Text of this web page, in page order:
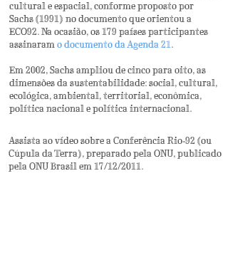
cultural e espacial, conforme proposto por
Sachs (1991) no documento que orientou a
ECO92.Na ocasião, os 179 países participantes
assinaramo documento da Agenda 21.
Em 2002, Sachs ampliou de cinco para oito, as
dimensões da sustentabilidade: social, cultural,
ecológica, ambiental, territorial, econômica,
política nacional e política internacional.
Assista ao vídeo sobre a Conferência Rio-92 (ou
Cúpula da Terra), preparado pela ONU, publicado
pela ONU Brasil em 17/12/2011.